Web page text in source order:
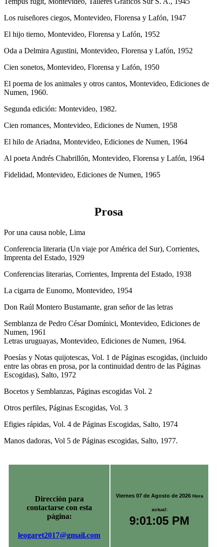
Los ruiseñores ciegos, Montevideo, Florensa y Lafón, 1947
El hijo tierno, Montevideo, Florensa y Lafón, 1952
Oda a Delmira Agustini, Montevideo, Florensa y Lafón, 1952
Cien sonetos, Montevideo, Florensa y Lafón, 1950
El poema de los animales y otros cantos, Montevideo, Ediciones de
Numen, 1960.
Segunda edición: Montevideo, 1982.
Cien romances, Montevideo, Ediciones de Numen, 1958
El hilo de Ariadna, Montevideo, Ediciones de Numen, 1964
Al poeta Andrés Chabrillón, Montevideo, Florensa y Lafón, 1964
Fidelidad, Montevideo, Ediciones de Numen, 1965
Prosa
Por una causa noble, Lima
Conferencia literaria (Un viaje por América del Sur), Corrientes,
Imprenta del Estado, 1929
Conferencias literarias, Corrientes, Imprenta del Estado, 1938
La cigarra de Eunomo, Montevideo, 1954
Don Raúl Montero Bustamante, gran señor de las letras
Semblanza de Pedro César Domínici, Montevideo, Ediciones de
Numen, 1961
Letras uruguayas, Montevideo, Ediciones de Numen, 1964.
Poesías y Notas quijotescas, Vol. 1 de Páginas escogidas, (incluido
entre las obras en prosa, por la continuidad dentro de las Páginas
Escogidas), Salto, 1972
Bocetos y Semblanzas, Páginas escogidas Vol. 2
Otros perfiles, Páginas Escogidas, Vol. 3
Efigies rápidas, Vol. 4 de Páginas Escogidas, Salto, 1974
Manos dadoras, Vol 5 de Páginas escogidas, Salto, 1977.
Dirección para
contactarse con esta
página:
leogaret2017@gmail.com
Viernes 07 de Agosto de 2026 Hora
actual:
9:01:05 PM